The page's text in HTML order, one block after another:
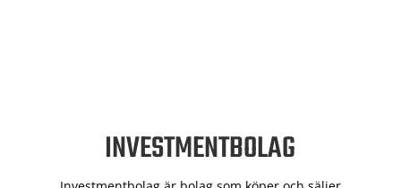
INVESTMENTBOLAG